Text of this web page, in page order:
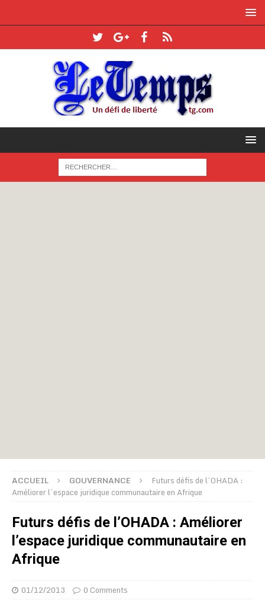
ACCUEIL GOUVERNANCE
Futurs défis de l’OHADA :
Améliorer l’espace juridique communautaire en Afrique
Futurs défis de l’OHADA : Améliorer
l’espace juridique communautaire en
Afrique
01/12/2013 0 Comments